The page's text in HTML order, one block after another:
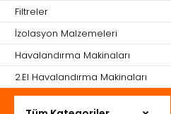
Filtreler
İzolasyon Malzemeleri
Havalandırma Makinaları
2.El Havalandırma Makinaları